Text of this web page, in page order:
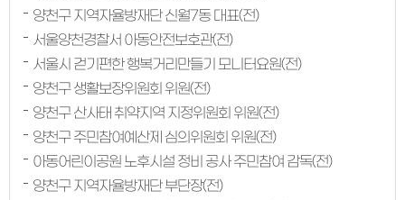
양천구 지역자율방재단 신월7동 대표(전)
서울양천경찰서 아동안전보호관(전)
서울시 걷기편한 행복거리만들기 모니터요원(전)
양천구 생활보장위원회 위원(전)
양천구 산사태 취약지역 지정위원회 위원(전)
양천구 주민참여예산제 심의위원회 위원(전)
아동어린이공원 노후시설 정비 공사 주민참여 감독(전)
양천구 지역자율방재단 부단장(전)